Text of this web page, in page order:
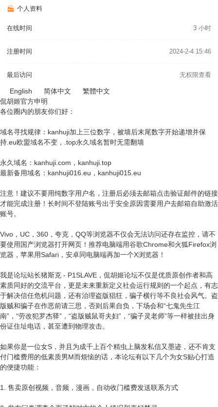
个人资料
在线时间 3 小时
注册时间 2024-2-4 15:46
最后访问 无权限查看
English 简体中文
繁體中文
侃胡姬官方申明
各位圈内的朋友你们好：
域名寻找规律：kanhuji加上三位数字，被墙后末尾数字开始递增并保
持.eu欧盟域名不变，.top永久域名暂时无需翻墙
永久域名：kanhuji.com，kanhuji.top
最新备用域名：kanhuji016.eu，kanhuji015.eu
注意！建议不要用纯数字用户名，注册后必须去邮箱点击验证邮件的链接
才能完成注册！长时间不登陆账号出于安全原因需要用户去邮箱自助激活
账号。
Vivo，UC，360，夸克，QQ等浏览器不仅会无法访问还存在监控，请不
要使用国产浏览器打开网页！推荐电脑端用谷歌Chrome和火狐Firefox浏
览器，苹果用Safari，安卓同电脑端再加一个X浏览器！
我是论坛站长猪斯克 - P1SLAVE，侃胡姬论坛不仅是优质原创作者和高
素质同好的交流平台，更是未来重新定义社会运行规则的一个起点，有志
于解决信任危机问题，还有治理盗版猖狂，骗子横行等不良社会风气。盗
版贼和骗子在作恶前请三思，否则后果自负，下场会和“七鬼先生江
南”，“劳改犯罗杰驿”，“盗版贼鼠哥夫妇”，“骗子灵老师”等一样被挂出身
份证住址电话，甚至遭到物理攻击。
如果你是一位女S，并且为成千上百个精虫上脑发私信又墨迹，还不肯支
付门槛费用的低素质男M而烦恼的话，本论坛有以下几个为女S贴心打造
的便捷功能：
1. 售卖原创视频，音频，漫画，自动收门槛费发送联系方式